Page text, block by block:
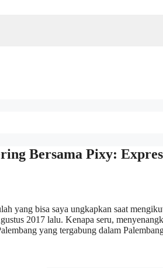
Bersama Pixy:
yang bisa saya ungkapkan saat
2017 lalu. Kenapa seru,
yang tergabung dalam